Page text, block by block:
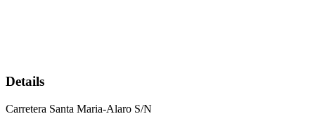
Details
Carretera Santa Maria-Alaro S/N